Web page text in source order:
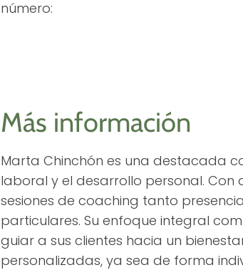
número:
Más información
Marta Chinchón es una destacada
laboral y el desarrollo personal.
sesiones de coaching tanto
particulares. Su enfoque integral
guiar a sus clientes hacia un
personalizadas, ya sea de forma